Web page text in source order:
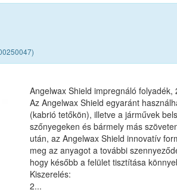
Angelwax Shield impregnáló folyadék,
Az Angelwax Shield egyaránt
(kabrió tetőkön), illetve a járművek
szőnyegeken és bármely más
után, az Angelwax Shield innovatív
meg az anyagot a további
hogy később a felület tisztítása
Kiszerelés:
2...